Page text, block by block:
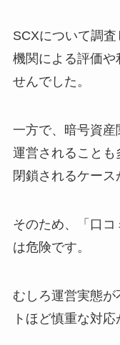
SCXについて調
機関による評価や
せんでした。
一方で、暗号資
運営されること
閉鎖されるケース
そのため、「口
は危険です。
むしろ運営実態
トほど慎重な対応